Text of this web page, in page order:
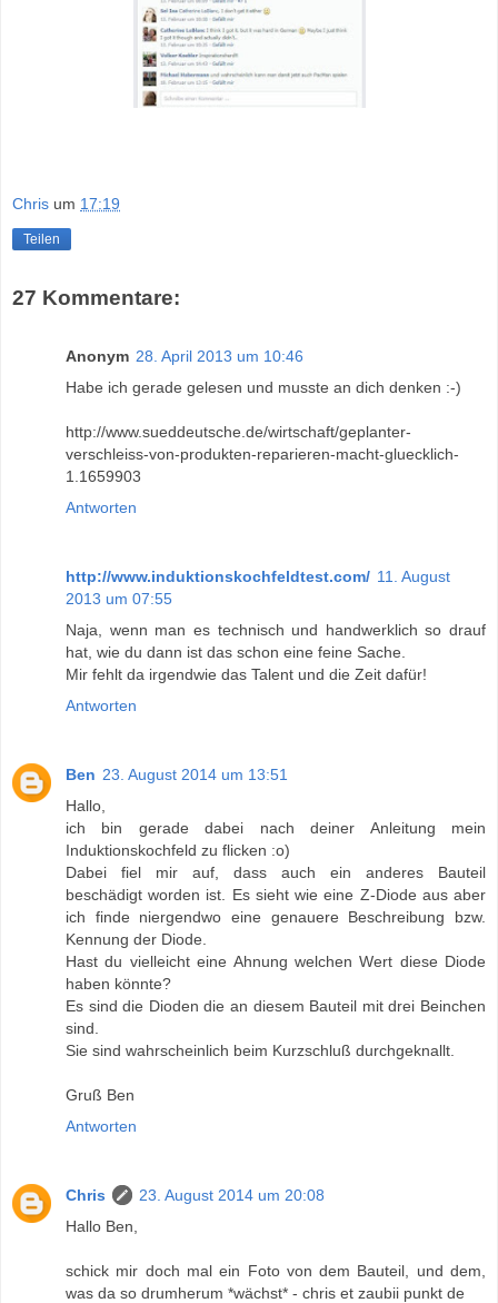
Chris um 17:19
Teilen
27 Kommentare:
Anonym 28. April 2013 um 10:46
Habe ich gerade gelesen und musste an dich denken :-)
http://www.sueddeutsche.de/wirtschaft/geplanter-
verschleiss-von-produkten-reparieren-macht-gluecklich-
1.1659903
Antworten
http://www.induktionskochfeldtest.com/ 11. August
2013 um 07:55
Naja, wenn man es technisch und handwerklich so drauf
hat, wie du dann ist das schon eine feine Sache.
Mir fehlt da irgendwie das Talent und die Zeit dafür!
Antworten
Ben 23. August 2014 um 13:51
Hallo,
ich bin gerade dabei nach deiner Anleitung mein
Induktionskochfeld zu flicken :o)
Dabei fiel mir auf, dass auch ein anderes Bauteil
beschädigt worden ist. Es sieht wie eine Z-Diode aus aber
ich finde niergendwo eine genauere Beschreibung bzw.
Kennung der Diode.
Hast du vielleicht eine Ahnung welchen Wert diese Diode
haben könnte?
Es sind die Dioden die an diesem Bauteil mit drei Beinchen
sind.
Sie sind wahrscheinlich beim Kurzschluß durchgeknallt.
Gruß Ben
Antworten
Chris
23. August 2014 um 20:08
Hallo Ben,
schick mir doch mal ein Foto von dem Bauteil, und dem,
was da so drumherum *wächst* - chris et zaubii punkt de